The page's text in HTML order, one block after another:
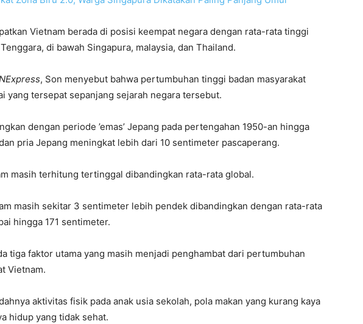
Vietnam berada di posisi keempat negara dengan rata-rata tinggi
di bawah Singapura, malaysia, dan Thailand.
, Son menyebut bahwa pertumbuhan tinggi badan masyarakat
yang tersepat sepanjang sejarah negara tersebut.
dengan periode ’emas’ Jepang pada pertengahan 1950-an hingga
pria Jepang meningkat lebih dari 10 sentimeter pascaperang.
masih terhitung tertinggal dibandingkan rata-rata global.
masih sekitar 3 sentimeter lebih pendek dibandingkan dengan rata-rata
hingga 171 sentimeter.
tiga faktor utama yang masih menjadi penghambat dari pertumbuhan
Vietnam.
aktivitas fisik pada anak usia sekolah, pola makan yang kurang kaya
hidup yang tidak sehat.